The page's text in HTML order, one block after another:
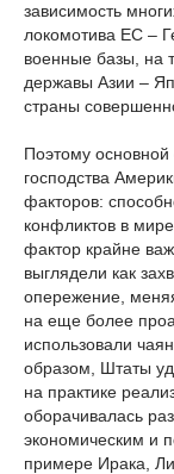
зависимость
локомотива ЕС –
военные базы, на
державы Азии –
страны
Поэтому
господства
факторов:
конфликтов в
фактор крайне
выглядели как
опережение,
на еще более
использовали
образом, Штаты
на практике
оборачивалась
экономическим и
примере Ирака,